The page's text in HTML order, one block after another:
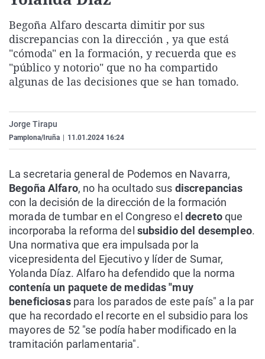
Gente viajera
Como el perro y el
Retornados
Equipo de
Operación Viuda
Galicia
La Rioja
Navarra
Televisión
Elecciones
Begoña Alfaro descarta dimitir por sus
discrepancias con la dirección , ya que está
"cómoda" en la formación, y recuerda que es
"público y notorio" que no ha compartido
algunas de las decisiones que se han tomado.
Jorge Tirapu
Pamplona/Iruña 11.01.2024 16:24
La secretaria general de Podemos en Navarra,
Begoña Alfaro, no ha ocultado sus discrepancias
con la decisión de la dirección de la formación
morada de tumbar en el Congreso el decretoque
incorporaba la reforma del subsidio del desempleo.
Una normativa que era impulsada por la
vicepresidenta del Ejecutivo y líder de Sumar,
Yolanda Díaz. Alfaro ha defendido que la norma
contenía un paquete de medidas "muy
beneficiosaspara los parados de este país" a la par
que ha recordado el recorte en el subsidio para los
mayores de 52 "se podía haber modificado en la
tramitación parlamentaria".